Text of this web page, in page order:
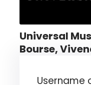
Universal
Bourse,
Username